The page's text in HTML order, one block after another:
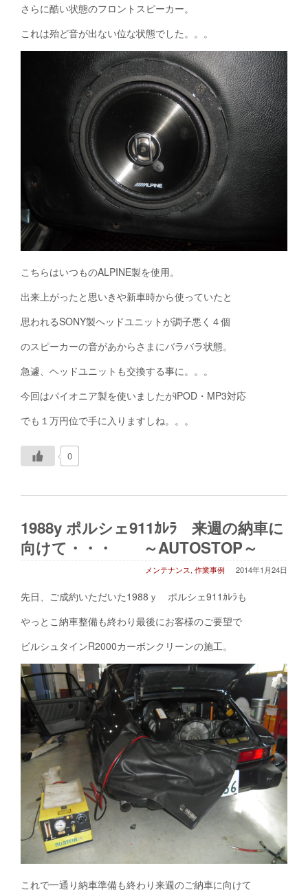
さらに酷い状態のフロントスピーカー。
これは殆ど音が出ない位な状態でした。。。
こちらはいつものALPINE製を使用。
出来上がったと思いきや新車時から使っていたと
思われるSONY製ヘッドユニットが調子悪く４個
のスピーカーの音があからさまにバラバラ状態。
急遽、ヘッドユニットも交換する事に。。。
今回はパイオニア製を使いましたがiPOD・MP3対応
でも１万円位で手に入りますしね。。。
0
1988y ポルシェ911ｶﾚﾗ 来週の納車に
向けて・・・ ～AUTOSTOP～
2014年1月24日
メンテナンス, 作業事例
先日、ご成約いただいた1988ｙ ポルシェ911ｶﾚﾗも
やっとこ納車整備も終わり最後にお客様のご要望で
ビルシュタインR2000カーボンクリーンの施工。
これで一通り納車準備も終わり来週のご納車に向けて